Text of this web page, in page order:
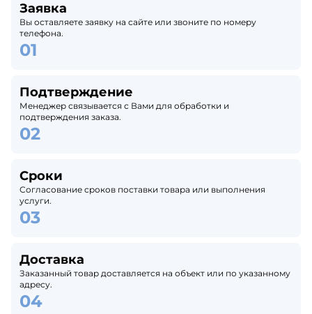
Заявка
Вы оставляете заявку на сайте или звоните по номеру
телефона.
Подтверждение
Менеджер связывается с Вами для обработки и
подтверждения заказа.
Сроки
Согласование сроков поставки товара или выполнения
услуги.
Доставка
Заказанный товар доставляется на объект или по указанному
адресу.